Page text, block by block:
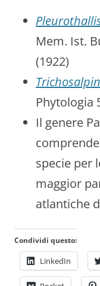
Mem. Ist.
(1922)
Phytologia
Il genere
specie per
maggior
atlantiche
Condividi questo:
LinkedIn